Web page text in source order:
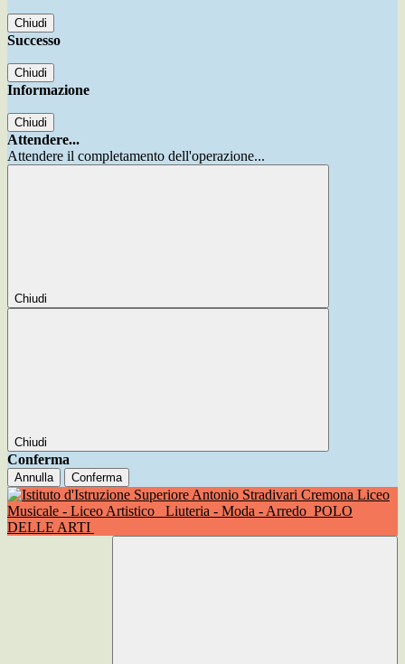
Chiudi
Successo
Chiudi
Informazione
Chiudi
Attendere...
Attendere il completamento dell'operazione...
Chiudi
Chiudi
Conferma
Annulla Conferma
Liceo
Musicale - Liceo Artistico
Liuteria - Moda - Arredo POLO
DELLE ARTI